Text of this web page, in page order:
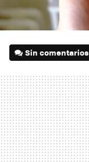
Sin comentarios